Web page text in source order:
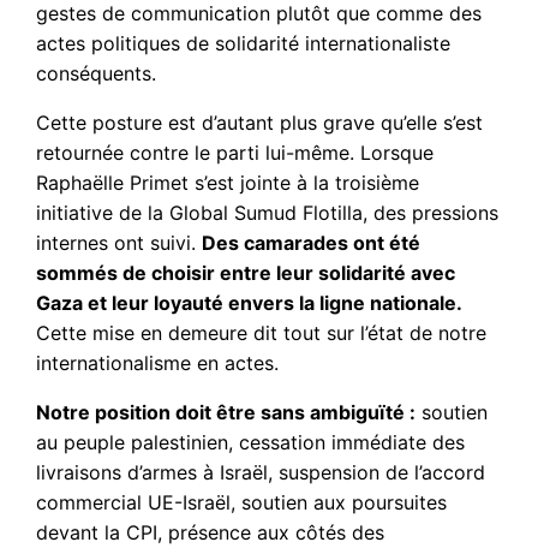
gestes de communication plutôt que comme des
actes politiques de solidarité internationaliste
conséquents.
Cette posture est d’autant plus grave qu’elle s’est
retournée contre le parti lui-même. Lorsque
Raphaëlle Primet s’est jointe à la troisième
initiative de la Global Sumud Flotilla, des pressions
internes ont suivi. Des camarades ont été
sommés de choisir entre leur solidarité avec
Gaza et leur loyauté envers la ligne nationale.
Cette mise en demeure dit tout sur l’état de notre
internationalisme en actes.
Notre position doit être sans ambiguïté : soutien
au peuple palestinien, cessation immédiate des
livraisons d’armes à Israël, suspension de l’accord
commercial UE-Israël, soutien aux poursuites
devant la CPI, présence aux côtés des